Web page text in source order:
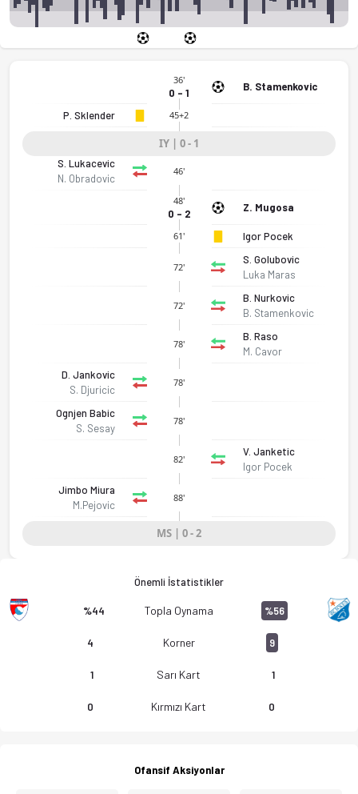
Karadağ - 1. CFL Final - OFK Grbalj 0-2 Bokelj Kotor bitti.
36'
0 - 1 B. Stamenkovic
P. Sklender 45+2
IY | 0 - 1
S. Lukacevic
N. Obradovic
46'
48'
0 - 2 Z. Mugosa
61' Igor Pocek
72'
S. Golubovic
Luka Maras
72'
B. Nurkovic
B. Stamenkovic
78'
B. Raso
M. Cavor
D. Jankovic
S. Djuricic
78'
Ognjen Babic
S. Sesay
78'
82'
V. Janketic
Igor Pocek
Jimbo Miura
M.Pejovic
88'
MS | 0 - 2
Önemli İstatistikler
%44 Topla Oynama %56
4 Korner 9
1 Sarı Kart 1
0 Kırmızı Kart 0
Ofansif Aksiyonlar